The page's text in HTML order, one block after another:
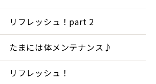
リフレッシュ！part 2
たまには体メンテナンス♪
リフレッシュ！